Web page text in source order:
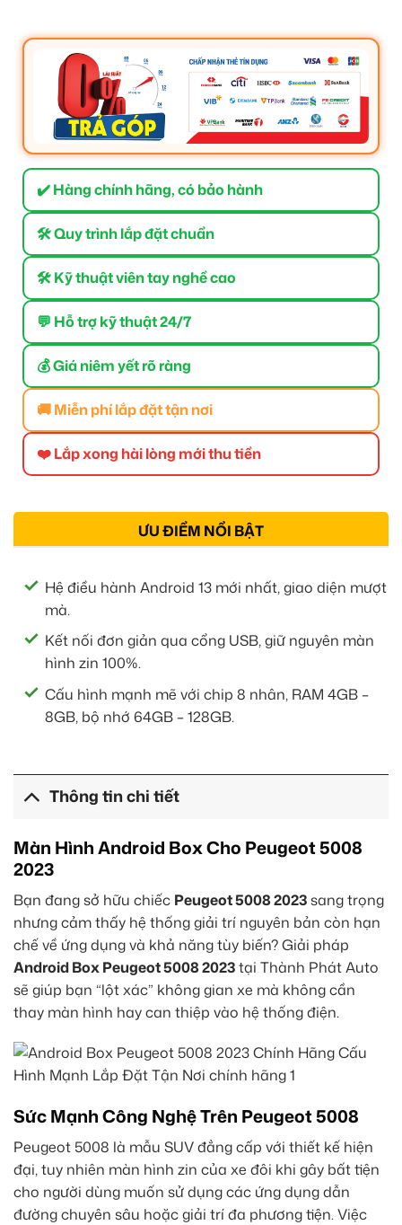
✔️ Hàng chính hãng, có bảo hành
🛠 Quy trình lắp đặt chuẩn
🛠 Kỹ thuật viên tay nghề cao
💬 Hỗ trợ kỹ thuật 24/7
💰 Giá niêm yết rõ ràng
🚚 Miễn phí lắp đặt tận nơi
❤️ Lắp xong hài lòng mới thu tiền
ƯU ĐIỂM NỔI BẬT
Hệ điều hành Android 13 mới nhất, giao diện mượt
mà.
Kết nối đơn giản qua cổng USB, giữ nguyên màn
hình zin 100%.
Cấu hình mạnh mẽ với chip 8 nhân, RAM 4GB –
8GB, bộ nhớ 64GB – 128GB.
Thông tin chi tiết
Màn Hình Android Box Cho Peugeot 5008
2023
Bạn đang sở hữu chiếc Peugeot 5008 2023sang trọng
nhưng cảm thấy hệ thống giải trí nguyên bản còn hạn
chế về ứng dụng và khả năng tùy biến? Giải pháp
Android Box Peugeot 5008 2023tại Thành Phát Auto
sẽ giúp bạn “lột xác” không gian xe mà không cần
thay màn hình hay can thiệp vào hệ thống điện.
Sức Mạnh Công Nghệ Trên Peugeot 5008
Peugeot 5008 là mẫu SUV đẳng cấp với thiết kế hiện
đại, tuy nhiên màn hình zin của xe đôi khi gây bất tiện
cho người dùng muốn sử dụng các ứng dụng dẫn
đường chuyên sâu hoặc giải trí đa phương tiện. Việc